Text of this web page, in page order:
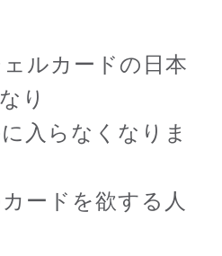
ルカードの日本
り
入らなくなりま
ードを欲する人